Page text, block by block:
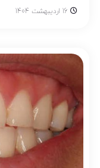
16 اردیبهشت 1404